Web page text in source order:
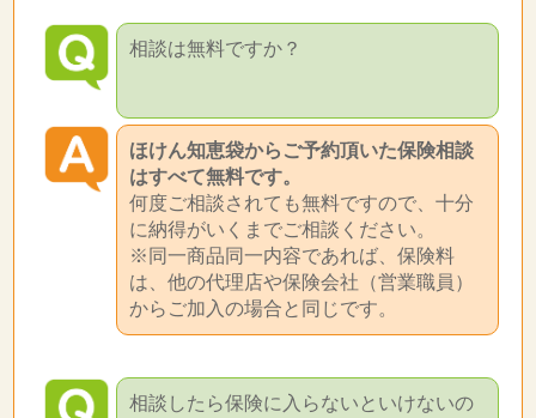
相談は無料ですか？
ほけん知恵袋からご予約頂いた保険相談
はすべて無料です。
何度ご相談されても無料ですので、十分
に納得がいくまでご相談ください。
※同一商品同一内容であれば、保険料
は、他の代理店や保険会社（営業職員）
からご加入の場合と同じです。
相談したら保険に入らないといけないの